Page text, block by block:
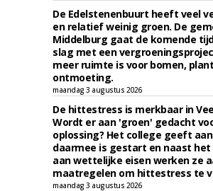
De Edelstenenbuurt heeft veel
en relatief weinig groen. De
Middelburg gaat de komende
slag met een
meer ruimte is voor bomen,
ontmoeting.
maandag 3 augustus 2026
De hittestress is merkbaar in
Wordt er aan 'groen' gedacht
oplossing? Het college geeft
daarmee is gestart en naast het
aan wettelijke eisen werken ze
maatregelen om hittestress te
maandag 3 augustus 2026